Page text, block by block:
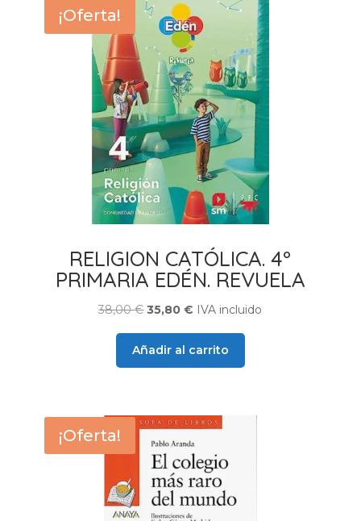
¡Oferta!
RELIGION CATÓLICA. 4º
PRIMARIA EDÉN. REVUELA
38,00€El
original
era:
35,80€ El
actual
es:
IVA incluido
Añadir al carrito
¡Oferta!